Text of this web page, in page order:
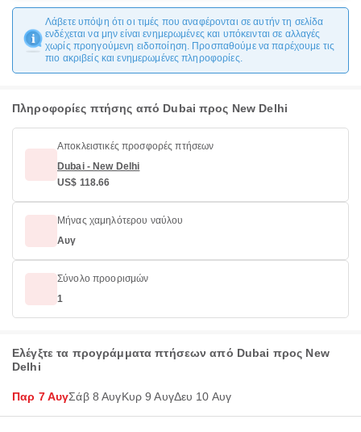
Λάβετε υπόψη ότι οι τιμές που αναφέρονται σε αυτήν τη σελίδα
ενδέχεται να μην είναι ενημερωμένες και υπόκεινται σε αλλαγές
χωρίς προηγούμενη ειδοποίηση. Προσπαθούμε να παρέχουμε τις
πιο ακριβείς και ενημερωμένες πληροφορίες.
Πληροφορίες πτήσης από Dubai προς New Delhi
Αποκλειστικές προσφορές πτήσεων
Dubai - New Delhi
US$ 118.66
Μήνας χαμηλότερου ναύλου
Αυγ
Σύνολο προορισμών
1
Ελέγξτε τα προγράμματα πτήσεων από Dubai προς New
Delhi
Παρ 7 ΑυγΣάβ 8 ΑυγΚυρ 9 ΑυγΔευ 10 Αυγ